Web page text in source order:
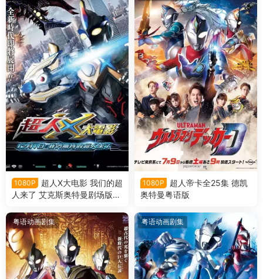
1080P
超人X大电影 我们的超
人来了 艾克斯奥特曼剧场版：
1080P
超人帝卡全25集 德凯
奥特曼粤语版
粤语动画剧集 粤语动画剧集